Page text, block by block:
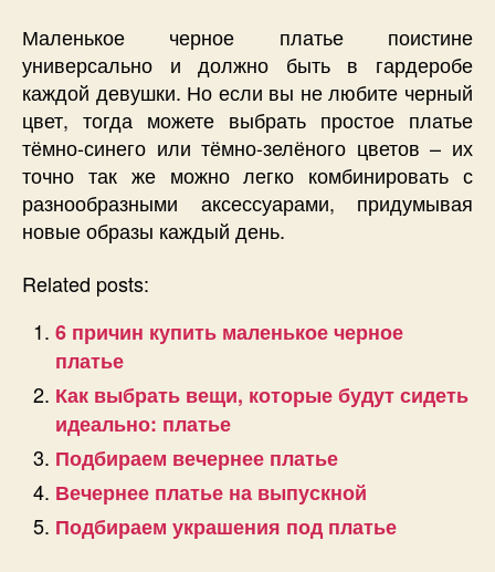
Маленькое черное платье поистине
универсально и должно быть в гардеробе
каждой девушки. Но если вы не любите черный
цвет, тогда можете выбрать простое платье
тёмно-синего или тёмно-зелёного цветов – их
точно так же можно легко комбинировать с
разнообразными аксессуарами, придумывая
новые образы каждый день.
Related posts:
6 причин купить маленькое черное
платье
Как выбрать вещи, которые будут сидеть
идеально: платье
Подбираем вечернее платье
Вечернее платье на выпускной
Подбираем украшения под платье